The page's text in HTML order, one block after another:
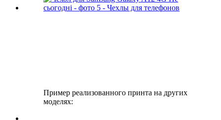
Пример реализованного принта на других
моделях: